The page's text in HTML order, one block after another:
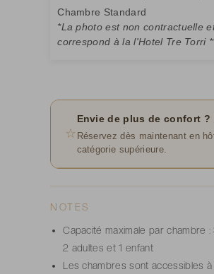
Chambre Standard
*La photo est non contractuelle
correspond à la l'Hotel Tre Torri
☆
Envie de plus de confort ?
Réservez dès maintenant en
catégorie supérieure.
NOTES
Capacité maximale par chambre
2 adultes et 1 enfant
Les chambres sont accessibles